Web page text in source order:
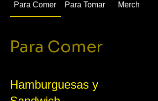
Para Comer Para Tomar Merch
Para Comer
Hamburguesas y